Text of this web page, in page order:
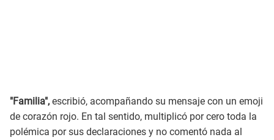
"Familia", escribió, acompañando su mensaje con un emoji
de corazón rojo. En tal sentido, multiplicó por cero toda la
polémica por sus declaraciones y no comentó nada al